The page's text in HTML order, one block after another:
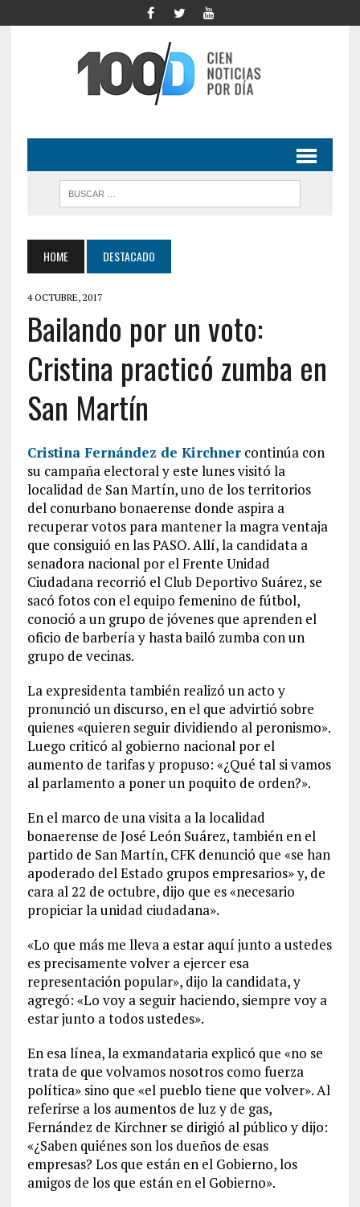
HOME DESTACADO
4 OCTUBRE, 2017
Bailando por un voto:
Cristina practicó zumba en
San Martín
Cristina Fernández de Kirchnercontinúa con
su campaña electoral y este lunes visitó la
localidad de San Martín, uno de los territorios
del conurbano bonaerense donde aspira a
recuperar votos para mantener la magra ventaja
que consiguió en las PASO. Allí, la candidata a
senadora nacional por el Frente Unidad
Ciudadana recorrió el Club Deportivo Suárez, se
sacó fotos con el equipo femenino de fútbol,
conoció a un grupo de jóvenes que aprenden el
oficio de barbería y hasta bailó zumba con un
grupo de vecinas.
La expresidenta también realizó un acto y
pronunció un discurso, en el que advirtió sobre
quienes «quieren seguir dividiendo al peronismo».
Luego criticó al gobierno nacional por el
aumento de tarifas y propuso: «¿Qué tal si vamos
al parlamento a poner un poquito de orden?».
En el marco de una visita a la localidad
bonaerense de José León Suárez, también en el
partido de San Martín, CFK denunció que «se han
apoderado del Estado grupos empresarios» y, de
cara al 22 de octubre, dijo que es «necesario
propiciar la unidad ciudadana».
«Lo que más me lleva a estar aquí junto a ustedes
es precisamente volver a ejercer esa
representación popular», dijo la candidata, y
agregó: «Lo voy a seguir haciendo, siempre voy a
estar junto a todos ustedes».
En esa línea, la exmandataria explicó que «no se
trata de que volvamos nosotros como fuerza
política» sino que «el pueblo tiene que volver». Al
referirse a los aumentos de luz y de gas,
Fernández de Kirchner se dirigió al público y dijo:
«¿Saben quiénes son los dueños de esas
empresas? Los que están en el Gobierno, los
amigos de los que están en el Gobierno».